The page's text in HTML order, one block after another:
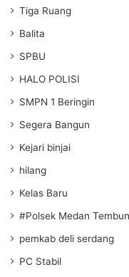
Tiga Ruang
Balita
SPBU
HALO POLISI
SMPN 1 Beringin
Segera Bangun
Kejari binjai
hilang
Kelas Baru
#Polsek Medan
pemkab deli serdang
PC Stabil